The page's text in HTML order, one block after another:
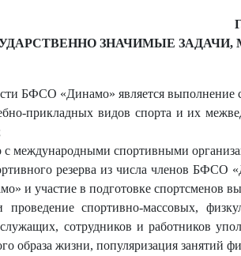
ЗНАЧИМЫЕ
БФСО «Динамо» является выполнение
прикладных видов спорта и их
с международными спортивными
резерва из числа членов
и участие в подготовке спортсменов
проведение спортивно-массовых,
сотрудников и работников
образа жизни, популяризация занятий